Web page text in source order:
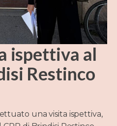
ispettiva al
Restinco
una visita ispettiva,